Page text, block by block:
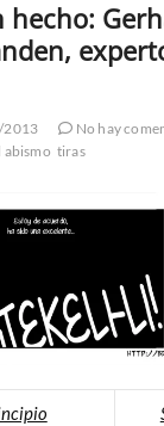
2013
No hay
tiras